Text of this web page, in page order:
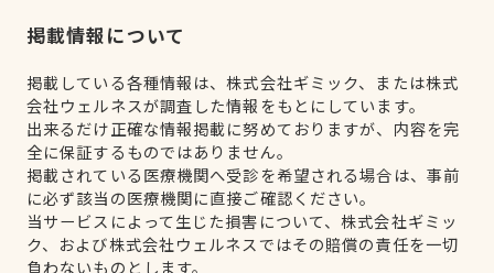
掲載情報について
掲載している各種情報は、株式会社ギミック、または株式
会社ウェルネスが調査した情報をもとにしています。
出来るだけ正確な情報掲載に努めておりますが、内容を完
全に保証するものではありません。
掲載されている医療機関へ受診を希望される場合は、事前
に必ず該当の医療機関に直接ご確認ください。
当サービスによって生じた損害について、株式会社ギミッ
ク、および株式会社ウェルネスではその賠償の責任を一切
負わないものとします。